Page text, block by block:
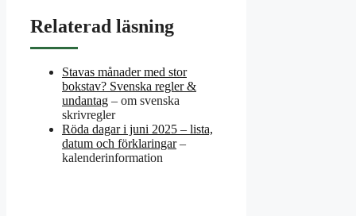
Relaterad läsning
Stavas månader med stor
bokstav? Svenska regler &
undantag – om svenska
skrivregler
Röda dagar i juni 2025 – lista,
datum och förklaringar–
kalenderinformation